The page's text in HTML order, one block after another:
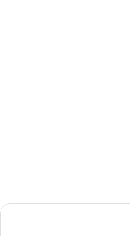
con varias embarcaciones
Entradas Cirque du Soleil JOYÀ